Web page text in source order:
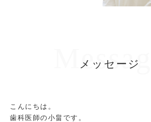
Message
メッセージ
こんにちは。
歯科医師の小畠です。